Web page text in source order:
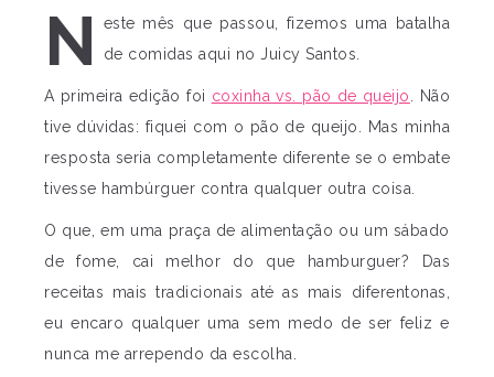
N
este mês que passou, fizemos uma batalha
de comidas aqui no Juicy Santos.
A primeira edição foi coxinha vs. pão de queijo
. Não
tive dúvidas: fiquei com o pão de queijo. Mas minha
resposta seria completamente diferente se o embate
tivesse hambúrguer contra qualquer outra coisa.
O que, em uma praça de alimentação ou um sábado
de fome, cai melhor do que hamburguer? Das
receitas mais tradicionais até as mais diferentonas,
eu encaro qualquer uma sem medo de ser feliz e
nunca me arrependo da escolha.